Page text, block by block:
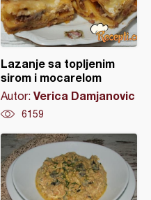
Lazanje sa topljenim
sirom i mocarelom
Autor: Verica Damjanovic
6159